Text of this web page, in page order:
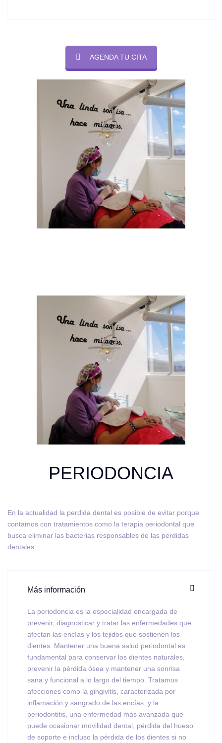
AGENDA TU CITA
PERIODONCIA
En la actualidad la perdida dental es posible de evitar porque
contamos con tratamientos como la terapia periodontal que
busca eliminar las bacterias responsables de las perdidas
dentales.
Más información
La periodoncia es la especialidad encargada de
prevenir, diagnosticar y tratar las enfermedades que
afectan las encías y los tejidos que sostienen los
dientes. Mantener una buena salud periodontal es
fundamental para conservar los dientes naturales,
prevenir la pérdida ósea y mantener una sonrisa
sana y funcional a lo largo del tiempo. Tratamos
afecciones como la gingivitis, caracterizada por
inflamación y sangrado de las encías, y la
periodontitis, una enfermedad más avanzada que
puede ocasionar movilidad dental, pérdida del hueso
de soporte e incluso la pérdida de los dientes si no